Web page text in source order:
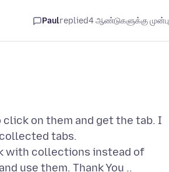
Paulreplied4 ஆண்டுகளுக்கு முன்பு
on them and get the tab. I
tabs.
with collections instead of